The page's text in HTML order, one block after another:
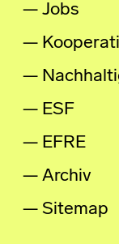
Jobs
ESF
EFRE
Archiv
Sitemap